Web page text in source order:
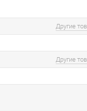
Другие
Другие